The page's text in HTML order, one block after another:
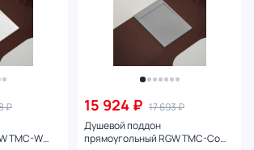
₽
TMC-W
15 924 ₽ 17 693 ₽
Душевой поддон
прямоугольный RGW TMC-Co